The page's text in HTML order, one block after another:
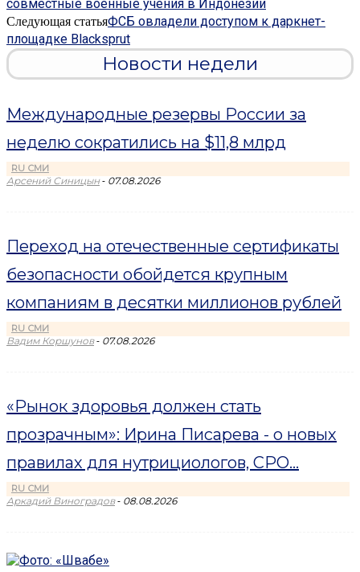
совместные военные учения в Индонезии
Следующая статьяФСБ овладели доступом к даркнет-
площадке Blacksprut
Новости недели
Международные резервы России за
неделю сократились на $11,8 млрд
RU СМИ
Арсений Синицын - 07.08.2026
Переход на отечественные сертификаты
безопасности обойдется крупным
компаниям в десятки миллионов рублей
RU СМИ
Вадим Коршунов - 07.08.2026
«Рынок здоровья должен стать
прозрачным»: Ирина Писарева - о новых
правилах для нутрициологов, СРО...
RU СМИ
Аркадий Виноградов - 08.08.2026